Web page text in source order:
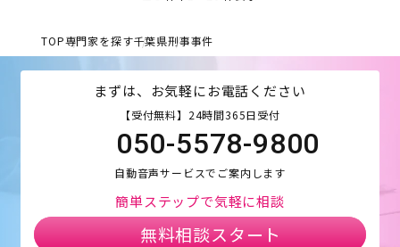
TOP専門家を探す千葉県刑事事件
まずは、お気軽にお電話ください
【受付無料】24時間365日受付
050-5578-9800
自動音声サービスでご案内します
簡単ステップで気軽に相談
無料相談スタート